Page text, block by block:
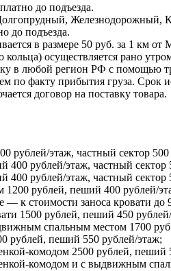
до подъезда.
до подъезда.
в размере 50 руб. за 1 км
осуществляется рано
в любой регион РФ с помощью
по факту прибытия груза. Срок
договор на поставку товара.
рублей/этаж, частный сектор 500
рублей/этаж, частный сектор
рублей/этаж, частный сектор
рублей, пеший 400 рублей/
— к стоимости заноса
1500 рублей, пеший 450
спальным местом 1700
рублей, пеший 550 рублей/этаж;
комодом 2500 рублей, пеший
комодом и с выдвижным